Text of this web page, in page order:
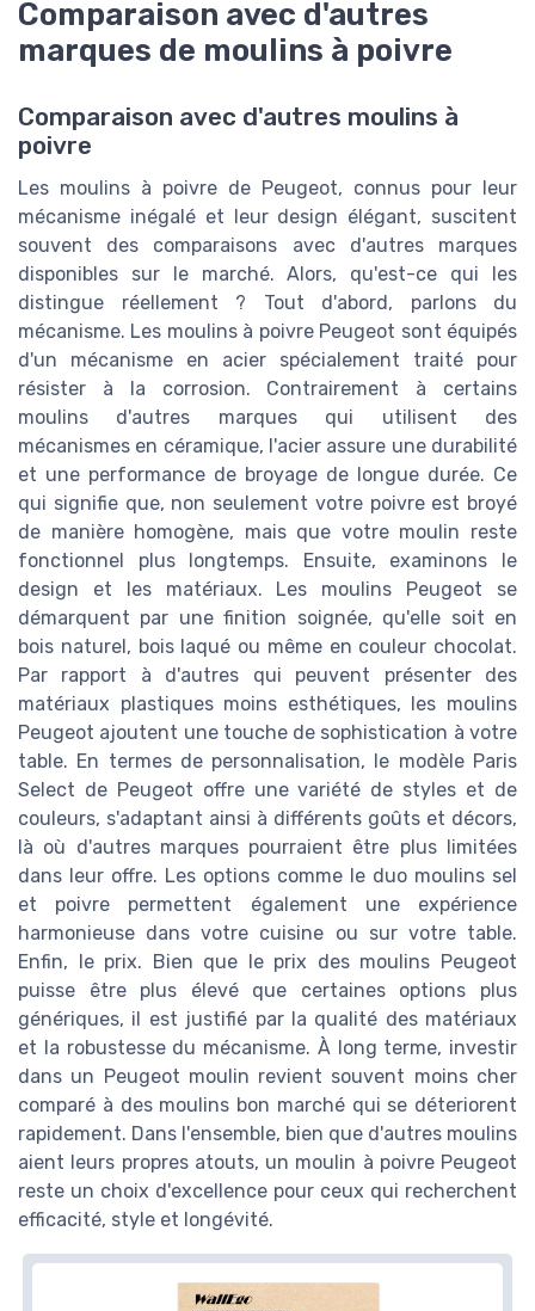
Comparaison avec d'autres
marques de moulins à poivre
Comparaison avec d'autres moulins à
poivre
Les moulins à poivre de Peugeot, connus pour leur
mécanisme inégalé et leur design élégant, suscitent
souvent des comparaisons avec d'autres marques
disponibles sur le marché. Alors, qu'est-ce qui les
distingue réellement ? Tout d'abord, parlons du
mécanisme. Les moulins à poivre Peugeot sont équipés
d'un mécanisme en acier spécialement traité pour
résister à la corrosion. Contrairement à certains
moulins d'autres marques qui utilisent des
mécanismes en céramique, l'acier assure une durabilité
et une performance de broyage de longue durée. Ce
qui signifie que, non seulement votre poivre est broyé
de manière homogène, mais que votre moulin reste
fonctionnel plus longtemps. Ensuite, examinons le
design et les matériaux. Les moulins Peugeot se
démarquent par une finition soignée, qu'elle soit en
bois naturel, bois laqué ou même en couleur chocolat.
Par rapport à d'autres qui peuvent présenter des
matériaux plastiques moins esthétiques, les moulins
Peugeot ajoutent une touche de sophistication à votre
table. En termes de personnalisation, le modèle Paris
Select de Peugeot offre une variété de styles et de
couleurs, s'adaptant ainsi à différents goûts et décors,
là où d'autres marques pourraient être plus limitées
dans leur offre. Les options comme le duo moulins sel
et poivre permettent également une expérience
harmonieuse dans votre cuisine ou sur votre table.
Enfin, le prix. Bien que le prix des moulins Peugeot
puisse être plus élevé que certaines options plus
génériques, il est justifié par la qualité des matériaux
et la robustesse du mécanisme. À long terme, investir
dans un Peugeot moulin revient souvent moins cher
comparé à des moulins bon marché qui se déteriorent
rapidement. Dans l'ensemble, bien que d'autres moulins
aient leurs propres atouts, un moulin à poivre Peugeot
reste un choix d'excellence pour ceux qui recherchent
efficacité, style et longévité.